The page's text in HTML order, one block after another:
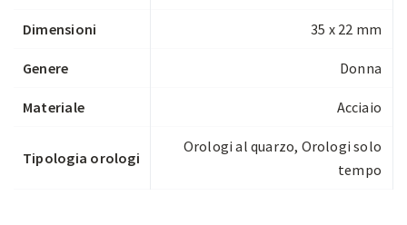
Dimensioni 35 x 22 mm
Genere Donna
Materiale Acciaio
Tipologia orologi
Orologi al quarzo, Orologi solo
tempo